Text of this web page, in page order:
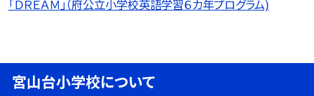
「ＤＲＥＡＭ」（府公立小学校英語学習６カ年プログラム)
宮山台小学校について